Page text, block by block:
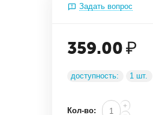
Задать вопрос
359.00₽
доступность: 1 шт.
Кол-во:
+